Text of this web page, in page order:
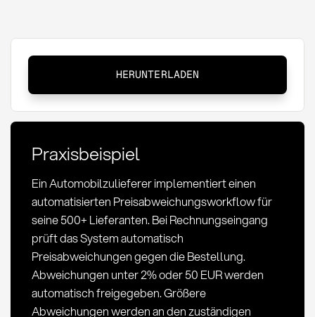
Abweichungsworkflow
Definition
und
HERUNTERLADEN
Praxisbeispiel
Ein Automobilzulieferer implementiert einen
automatisierten Preisabweichungsworkflow für
seine 500+ Lieferanten. Bei Rechnungseingang
prüft das System automatisch
Preisabweichungen gegen die Bestellung.
Abweichungen unter 2% oder 50 EUR werden
automatisch freigegeben. Größere
Abweichungen werden an den zuständigen